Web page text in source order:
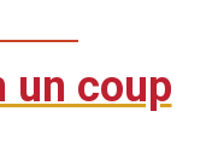
un coup